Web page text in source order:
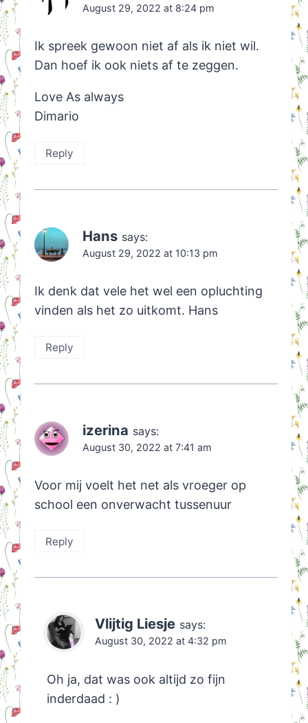
August 29, 2022 at 8:24 pm
Ik spreek gewoon niet af als ik niet wil.
Dan hoef ik ook niets af te zeggen.
Love As always
Dimario
Reply
Hans says:
August 29, 2022 at 10:13 pm
Ik denk dat vele het wel een opluchting
vinden als het zo uitkomt. Hans
Reply
izerina says:
August 30, 2022 at 7:41 am
Voor mij voelt het net als vroeger op
school een onverwacht tussenuur
Reply
Vlijtig Liesje says:
August 30, 2022 at 4:32 pm
Oh ja, dat was ook altijd zo fijn
inderdaad : )